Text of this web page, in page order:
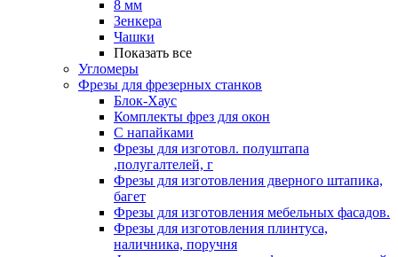
8 мм
Зенкера
Чашки
Показать все
Угломеры
Фрезы для фрезерных станков
Блок-Хаус
Комплекты фрез для окон
С напайками
Фрезы для изготовл. полуштапа
,полугалтелей, г
Фрезы для изготовления дверного штапика,
багет
Фрезы для изготовления мебельных фасадов.
Фрезы для изготовления плинтуса,
наличника, поручня